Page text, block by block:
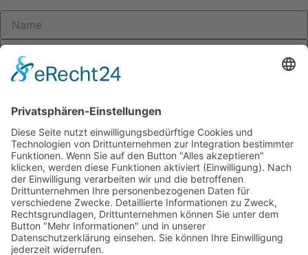
Ja, ich habe die Datenschutzbestimmungen der Webseite
gelesen und bin damit einverstanden, dass meine
übermittelten Daten zum Zwecke der Beantwortung und
Bearbeitung meiner Anfrage entsprechend der
Datenschutzerklärung dieser Webseite gespeichert